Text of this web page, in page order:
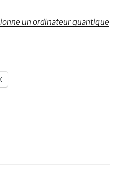
un ordinateur quantique